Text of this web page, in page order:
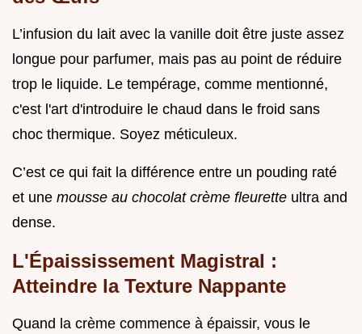
L’infusion du lait avec la vanille doit être juste assez
longue pour parfumer, mais pas au point de réduire
trop le liquide. Le tempérage, comme mentionné,
c'est l'art d'introduire le chaud dans le froid sans
choc thermique. Soyez méticuleux.
C’est ce qui fait la différence entre un pouding raté
et une mousse au chocolat crème fleurette ultra and
dense.
L'Épaississement Magistral :
Atteindre la Texture Nappante
Quand la crème commence à épaissir, vous le